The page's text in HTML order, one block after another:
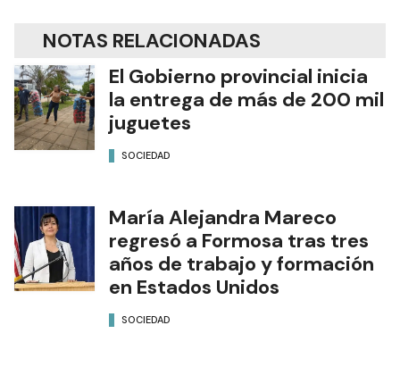
NOTAS RELACIONADAS
El Gobierno provincial inicia
la entrega de más de 200 mil
juguetes
SOCIEDAD
María Alejandra Mareco
regresó a Formosa tras tres
años de trabajo y formación
en Estados Unidos
SOCIEDAD